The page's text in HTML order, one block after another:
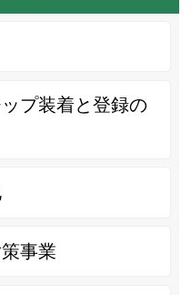
プ装着と登録の
事業